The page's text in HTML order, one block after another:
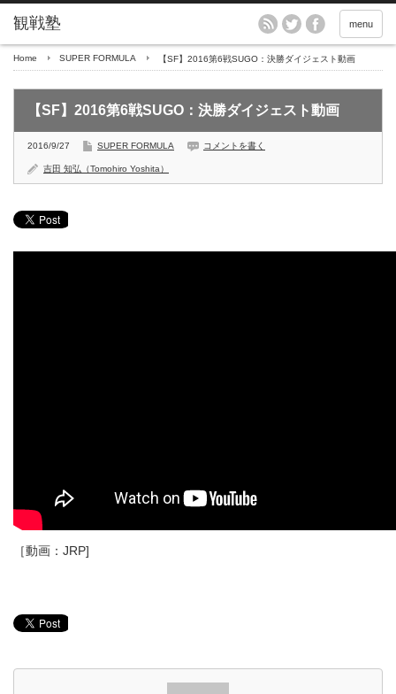
menu
Home SUPER FORMULA 【SF】2016第6戦SUGO：決勝ダイジェスト動画
【SF】2016第6戦SUGO：決勝ダイジェスト動画
2016/9/27 SUPER FORMULA コメントを書く
吉田 知弘（Tomohiro Yoshita）
［動画：JRP]